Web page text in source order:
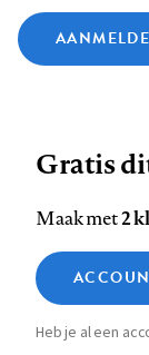
ons
op
Facebook
ons
op
Footer
navigation
Contact
Gratis
Maak met2
Heb je al een
Zie onze cookie
Analytische
Marketing